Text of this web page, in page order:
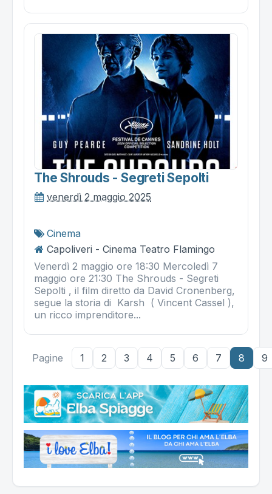
The Shrouds - Segreti Sepolti
venerdì 2 maggio 2025
Cinema
Capoliveri - Cinema Teatro Flamingo
Venerdì 2 maggio ore 18:30 Mercoledì 7
maggio ore 21:30 The Shrouds - Segreti
Sepolti , il film diretto da David Cronenberg,
segue la storia di Karsh ( Vincent Cassel ),
un ricco imprenditore...
Pagine 1 2 3 4 5 6 7 8 9